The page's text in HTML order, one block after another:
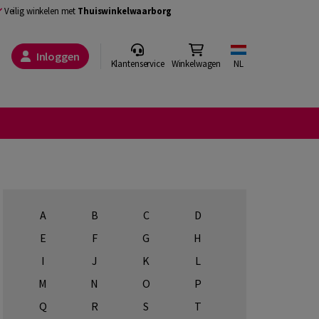
Veilig winkelen met Thuiswinkelwaarborg
Inloggen Klantenservice Winkelwagen NL
A B C
D
E
F G
H
I
J K
L
M
N O
P
Q
R S
T